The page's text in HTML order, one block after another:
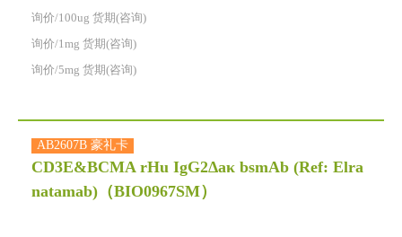
询价/100ug 货期(咨询)
询价/1mg 货期(咨询)
询价/5mg 货期(咨询)
AB2607B 豪礼卡
CD3E&BCMA rHu IgG2Δaκ bsmAb (Ref: Elra
natamab) （BIO0967SM）